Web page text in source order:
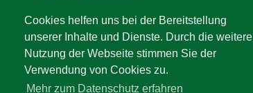
Cookies helfen uns bei der Bereitstellung
unserer Inhalte und Dienste. Durch die weitere
Nutzung der Webseite stimmen Sie der
Verwendung von Cookies zu.
Mehr zum Datenschutz erfahren
· Training und Coaching
· Ausrüstungsberatung
· Landart und Naturerlebnistage